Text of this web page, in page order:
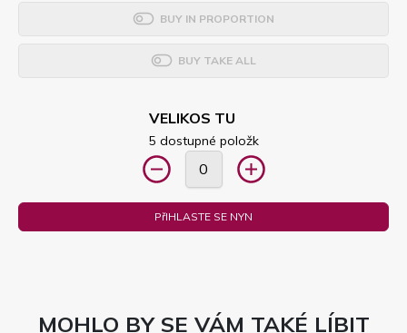
BUY IN PROPORTION
BUY TAKE ALL
VELIKOS TU
5 dostupné položk
PřIHLASTE SE NYN
MOHLO BY SE VÁM TAKÉ LÍBIT